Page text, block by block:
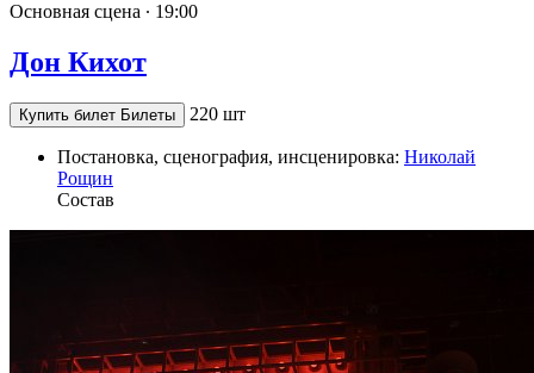
Основная сцена ∙ 19:00
Дон Кихот
Купить билет Билеты 220 шт
Постановка, сценография, инсценировка: Николай
Рощин
Состав